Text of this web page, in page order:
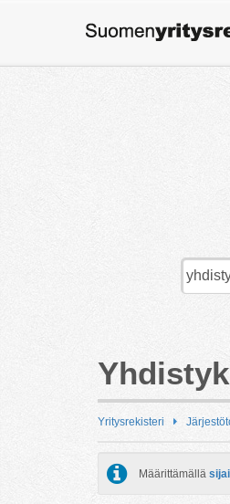
Yritysrekisteri
Määrittämällä